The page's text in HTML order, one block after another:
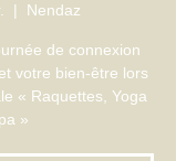
  |
Nendaz
de connexion
votre bien-être lors
« Raquettes, Yoga